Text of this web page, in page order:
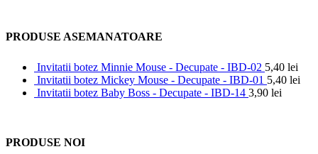
PRODUSE ASEMANATOARE
Invitatii botez Minnie Mouse - Decupate - IBD-02 5,40 lei
Invitatii botez Mickey Mouse - Decupate - IBD-01 5,40 lei
Invitatii botez Baby Boss - Decupate - IBD-14 3,90 lei
PRODUSE NOI